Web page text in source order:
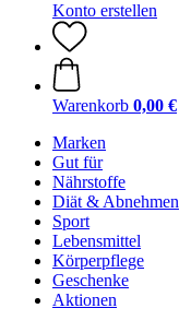
Konto erstellen
Warenkorb 0,00 €
Marken
Gut für
Nährstoffe
Diät & Abnehmen
Sport
Lebensmittel
Körperpflege
Geschenke
Aktionen